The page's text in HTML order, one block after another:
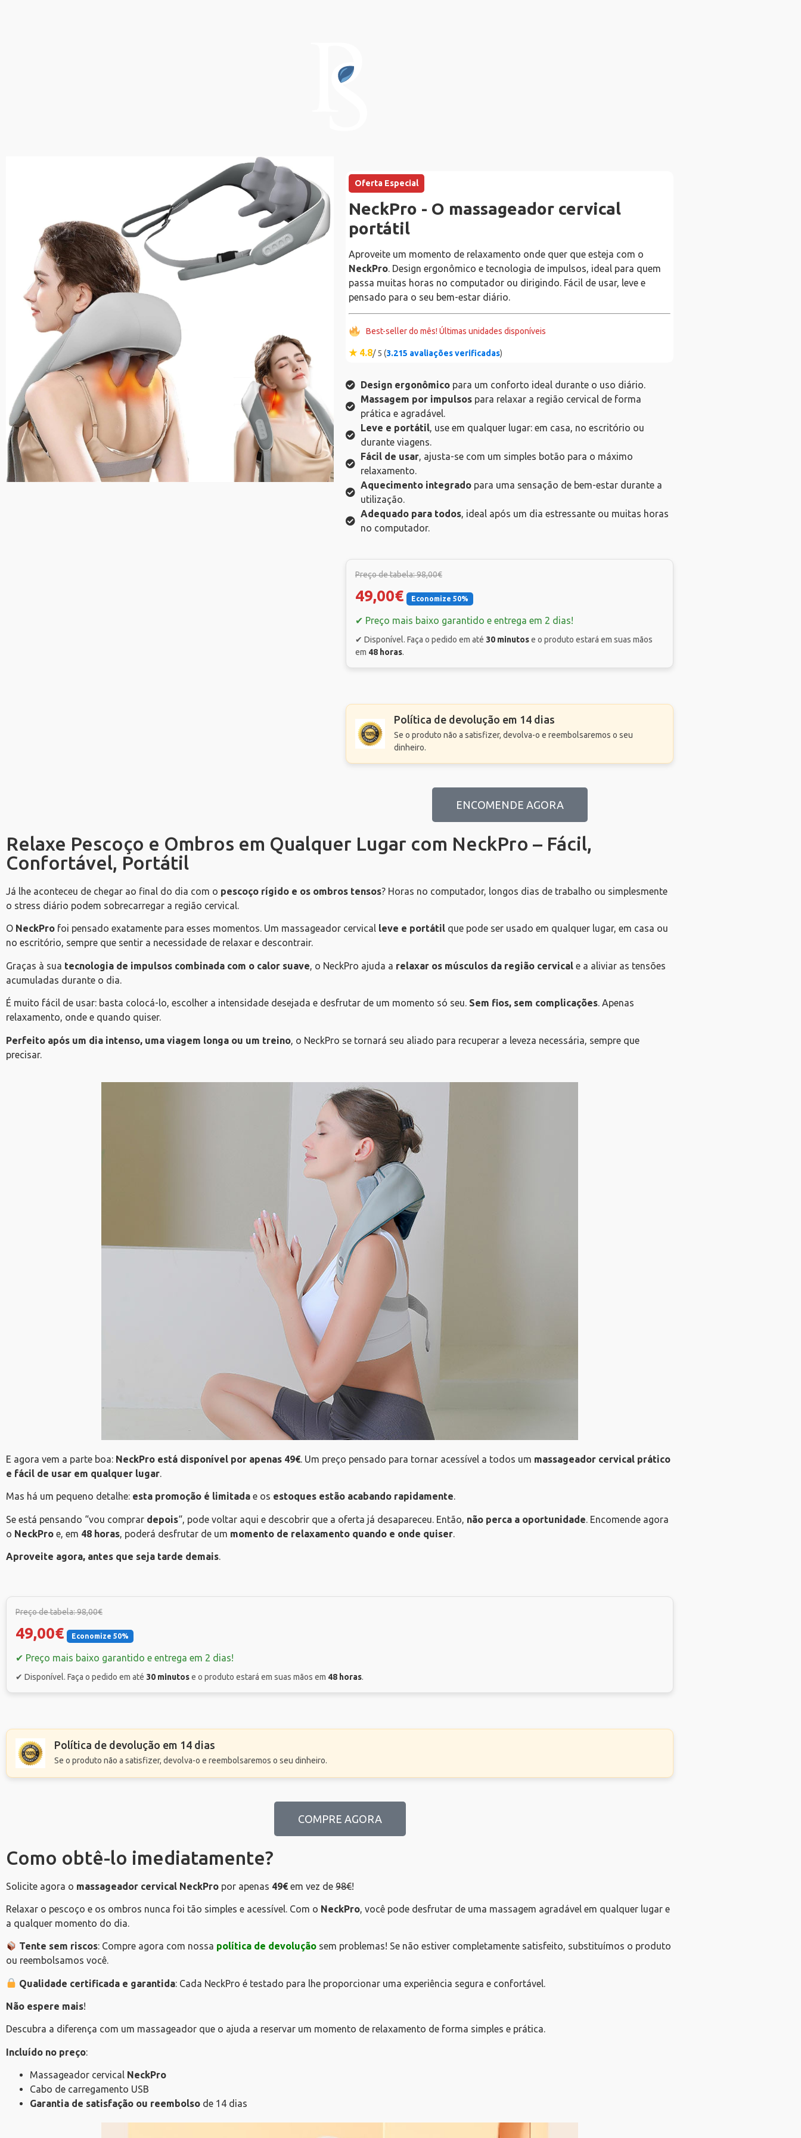
Oferta Especial
NeckPro - O massageador cervical
portátil
Aproveite um momento de relaxamento onde quer que esteja com o
NeckPro. Design ergonômico e tecnologia de impulsos, ideal para quem
passa muitas horas no computador ou dirigindo. Fácil de usar, leve e
pensado para o seu bem-estar diário.
Best-seller do mês! Últimas unidades disponíveis
★ 4.8/ 5 (3.215 avaliações verificadas)
Design ergonômico para um conforto ideal durante o uso diário.
Massagem por impulsos para relaxar a região cervical de forma
prática e agradável.
Leve e portátil, use em qualquer lugar: em casa, no escritório ou
durante viagens.
Fácil de usar, ajusta-se com um simples botão para o máximo
relaxamento.
Aquecimento integrado para uma sensação de bem-estar durante a
utilização.
Adequado para todos, ideal após um dia estressante ou muitas horas
no computador.
Preço de tabela: 98,00€
49,00€ Economize 50%
✔ Preço mais baixo garantido e entrega em 2 dias!
✔ Disponível. Faça o pedido em até 30 minutose o produto estará em suas mãos
em 48 horas.
Política de devolução em 14 dias
Se o produto não a satisfizer, devolva-o e reembolsaremos o seu
dinheiro.
ENCOMENDE AGORA
Relaxe Pescoço e Ombros em Qualquer Lugar com NeckPro – Fácil,
Confortável, Portátil
Já lhe aconteceu de chegar ao final do dia com o pescoço rígido e os ombros tensos? Horas no computador, longos dias de trabalho ou simplesmente
o stress diário podem sobrecarregar a região cervical.
O NeckPro foi pensado exatamente para esses momentos. Um massageador cervical leve e portátil que pode ser usado em qualquer lugar, em casa ou
no escritório, sempre que sentir a necessidade de relaxar e descontrair.
Graças à sua tecnologia de impulsos combinada com o calor suave, o NeckPro ajuda a relaxar os músculos da região cervical e a aliviar as tensões
acumuladas durante o dia.
É muito fácil de usar: basta colocá-lo, escolher a intensidade desejada e desfrutar de um momento só seu. Sem fios, sem complicações. Apenas
relaxamento, onde e quando quiser.
Perfeito após um dia intenso, uma viagem longa ou um treino , o NeckPro se tornará seu aliado para recuperar a leveza necessária, sempre que
precisar.
E agora vem a parte boa: NeckPro está disponível por apenas 49€. Um preço pensado para tornar acessível a todos um massageador cervical prático
e fácil de usar em qualquer lugar.
Mas há um pequeno detalhe: esta promoção é limitada e os estoques estão acabando rapidamente.
Se está pensando “vou comprar depois“, pode voltar aqui e descobrir que a oferta já desapareceu. Então, não perca a oportunidade. Encomende agora
o NeckPro e, em 48 horas, poderá desfrutar de um momento de relaxamento quando e onde quiser.
Aproveite agora, antes que seja tarde demais.
Preço de tabela: 98,00€
49,00€ Economize 50%
✔ Preço mais baixo garantido e entrega em 2 dias!
✔ Disponível. Faça o pedido em até 30 minutose o produto estará em suas mãos em 48 horas.
Política de devolução em 14 dias
Se o produto não a satisfizer, devolva-o e reembolsaremos o seu dinheiro.
COMPRE AGORA
Como obtê-lo imediatamente?
Solicite agora o massageador cervical NeckPro por apenas 49€ em vez de 98€!
Relaxar o pescoço e os ombros nunca foi tão simples e acessível. Com o NeckPro, você pode desfrutar de uma massagem agradável em qualquer lugar e
a qualquer momento do dia.
Tente sem riscos: Compre agora com nossa política de devolução sem problemas! Se não estiver completamente satisfeito, substituímos o produto
ou reembolsamos você.
Qualidade certificada e garantida: Cada NeckPro é testado para lhe proporcionar uma experiência segura e confortável.
Não espere mais!
Descubra a diferença com um massageador que o ajuda a reservar um momento de relaxamento de forma simples e prática.
Incluído no preço:
Massageador cervical NeckPro
Cabo de carregamento USB
Garantia de satisfação ou reembolso de 14 dias